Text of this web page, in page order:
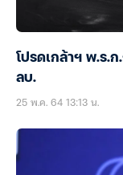
โปรดเกล้าฯ พ.ร.
ลบ.
25 พ.ค. 64 13:13 น.